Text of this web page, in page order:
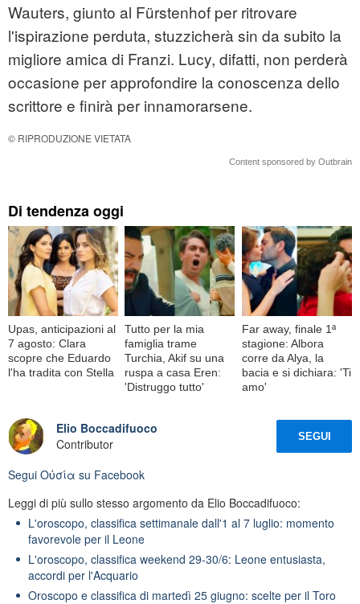
Wauters, giunto al Fürstenhof per ritrovare
l'ispirazione perduta, stuzzicherà sin da subito la
migliore amica di Franzi. Lucy, difatti, non perderà
occasione per approfondire la conoscenza dello
scrittore e finirà per innamorarsene.
© RIPRODUZIONE VIETATA
Content sponsored by Outbrain
Di tendenza oggi
Upas, anticipazioni al
7 agosto: Clara
scopre che Eduardo
l'ha tradita con Stella
Tutto per la mia
famiglia trame
Turchia, Akif su una
ruspa a casa Eren:
'Distruggo tutto'
Far away, finale 1ª
stagione: Albora
corre da Alya, la
bacia e si dichiara: 'Ti
amo'
Elio Boccadifuoco
Contributor
SEGUI
Segui Oὐσία su Facebook
Leggi di più sullo stesso argomento da Elio Boccadifuoco:
L'oroscopo, classifica settimanale dall'1 al 7 luglio: momento
favorevole per il Leone
L'oroscopo, classifica weekend 29-30/6: Leone entusiasta,
accordi per l'Acquario
Oroscopo e classifica di martedì 25 giugno: scelte per il Toro